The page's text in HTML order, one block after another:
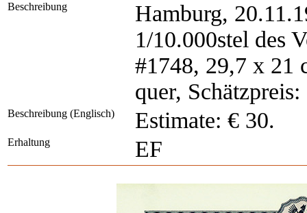
Beschreibung
Hamburg,
1/10.000stel des
#1748, 29,7 x 21
quer,
Beschreibung (Englisch) Estimate: € 30.
Erhaltung EF